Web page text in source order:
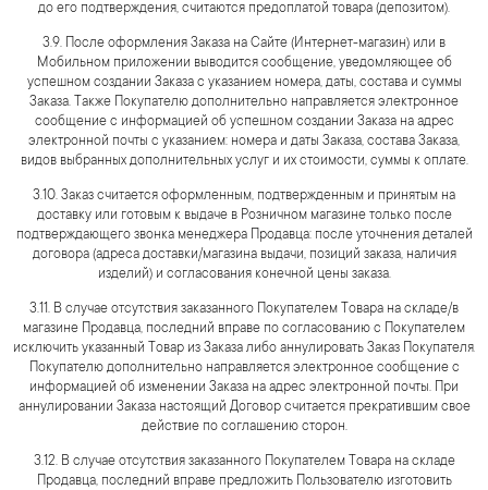
до его подтверждения, считаются предоплатой товара (депозитом).
3.9. После оформления Заказа на Сайте (Интернет-магазин) или в
Мобильном приложении выводится сообщение, уведомляющее об
успешном создании Заказа с указанием номера, даты, состава и суммы
Заказа. Также Покупателю дополнительно направляется электронное
сообщение с информацией об успешном создании Заказа на адрес
электронной почты с указанием: номера и даты Заказа, состава Заказа,
видов выбранных дополнительных услуг и их стоимости, суммы к оплате.
3.10. Заказ считается оформленным, подтвержденным и принятым на
доставку или готовым к выдаче в Розничном магазине только после
подтверждающего звонка менеджера Продавца: после уточнения деталей
договора (адреса доставки/магазина выдачи, позиций заказа, наличия
изделий) и согласования конечной цены заказа.
3.11. В случае отсутствия заказанного Покупателем Товара на складе/в
магазине Продавца, последний вправе по согласованию с Покупателем
исключить указанный Товар из Заказа либо аннулировать Заказ Покупателя.
Покупателю дополнительно направляется электронное сообщение с
информацией об изменении Заказа на адрес электронной почты. При
аннулировании Заказа настоящий Договор считается прекратившим свое
действие по соглашению сторон.
3.12. В случае отсутствия заказанного Покупателем Товара на складе
Продавца, последний вправе предложить Пользователю изготовить